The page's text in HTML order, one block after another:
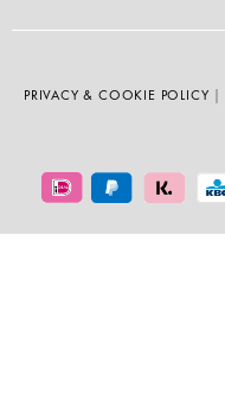
PRIVACY & COOKIE POLICY |